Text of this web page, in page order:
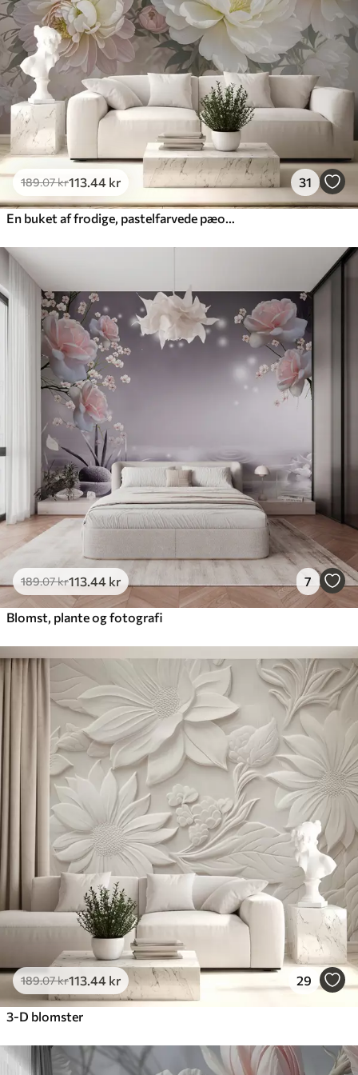
Premium vinyl
516.67310.00 kr/m²
Peel and Stick
666 .00
189.07kr113 .44 kr 31
189.07kr113 .44 kr 7
Blomst, plante og fotografi
189.07kr113 .44 kr 29
3-D blomster